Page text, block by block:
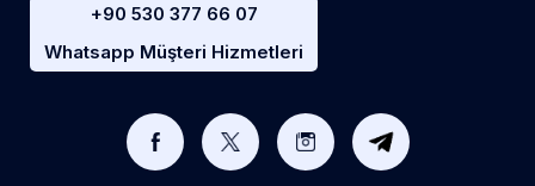
+90 530 377 66 07
Whatsapp Müşteri Hizmetleri